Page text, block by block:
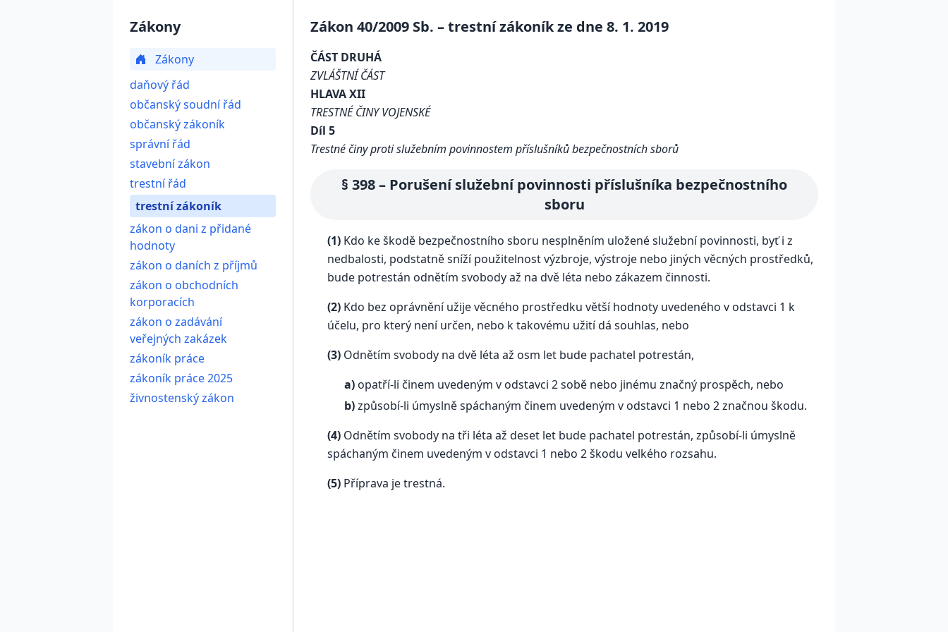
Zákony
Zákony
daňový řád
občanský soudní řád
občanský zákoník
správní řád
stavební zákon
trestní řád
trestní zákoník
zákon o dani z přidané
hodnoty
zákon o daních z příjmů
zákon o obchodních
korporacích
zákon o zadávání
veřejných zakázek
zákoník práce
zákoník práce 2025
živnostenský zákon
Zákon 40/2009 Sb. – trestní zákoník ze dne 8. 1. 2019
ČÁST DRUHÁ
ZVLÁŠTNÍ ČÁST
HLAVA XII
TRESTNÉ ČINY VOJENSKÉ
Díl 5
Trestné činy proti služebním povinnostem příslušníků bezpečnostních sborů
§ 398 – Porušení služební povinnosti příslušníka bezpečnostního
sboru
(1) Kdo ke škodě bezpečnostního sboru nesplněním uložené služební povinnosti, byť i z
nedbalosti, podstatně sníží použitelnost výzbroje, výstroje nebo jiných věcných prostředků,
bude potrestán odnětím svobody až na dvě léta nebo zákazem činnosti.
(2) Kdo bez oprávnění užije věcného prostředku větší hodnoty uvedeného v odstavci 1 k
účelu, pro který není určen, nebo k takovému užití dá souhlas, nebo
(3) Odnětím svobody na dvě léta až osm let bude pachatel potrestán,
a) opatří-li činem uvedeným v odstavci 2 sobě nebo jinému značný prospěch, nebo
b)způsobí-li úmyslně spáchaným činem uvedeným v odstavci 1 nebo 2 značnou škodu.
(4) Odnětím svobody na tři léta až deset let bude pachatel potrestán, způsobí-li úmyslně
spáchaným činem uvedeným v odstavci 1 nebo 2 škodu velkého rozsahu.
(5) Příprava je trestná.